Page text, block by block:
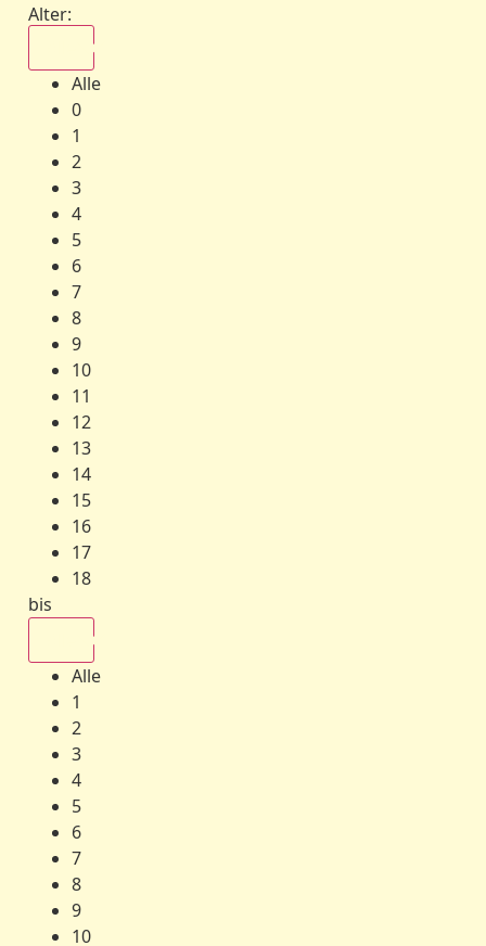
Alter:
Alle
0
1
2
3
4
5
6
7
8
9
10
11
12
13
14
15
16
17
18
bis
Alle
1
2
3
4
5
6
7
8
9
10